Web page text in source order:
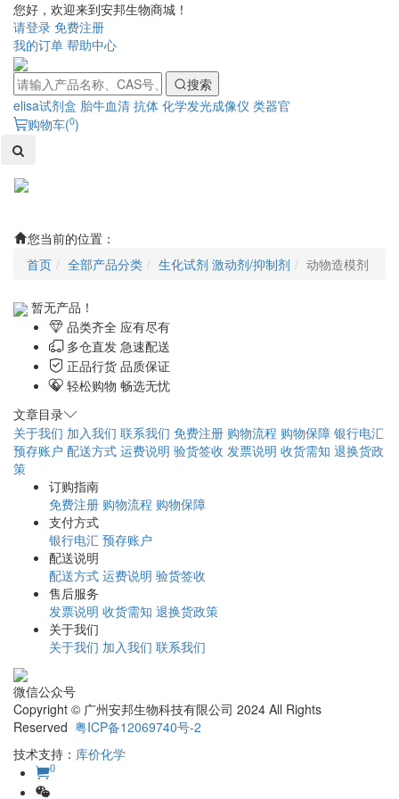
您好，欢迎来到安邦生物商城！
请登录 免费注册
我的订单 帮助中心
搜索
elisa试剂盒 胎牛血清 抗体 化学发光成像仪 类器官
购物车(0)
您当前的位置：
首页
全部产品分类 生化试剂 激动剂/抑制剂 动物造模剂
暂无产品！
品类齐全 应有尽有
多仓直发 急速配送
正品行货 品质保证
轻松购物 畅选无忧
文章目录
关于我们 加入我们 联系我们 免费注册 购物流程 购物保障 银行电汇
预存账户 配送方式 运费说明 验货签收 发票说明 收货需知 退换货政
策
订购指南
免费注册 购物流程 购物保障
支付方式
银行电汇 预存账户
配送说明
配送方式 运费说明 验货签收
售后服务
发票说明 收货需知 退换货政策
关于我们
关于我们 加入我们 联系我们
微信公众号
Copyright © 广州安邦生物科技有限公司 2024 All Rights
Reserved 粤ICP备12069740号-2
技术支持： 库价化学
0